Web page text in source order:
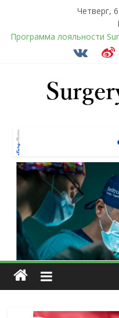
Четверг,
Программа лояльности
Подсознательное
Барбированные нити в
преимущества технологии